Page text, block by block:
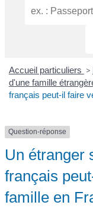
Accueil particuliers >
d'une famille
français peut-il faire
Question-réponse
Un étranger
français
famille en